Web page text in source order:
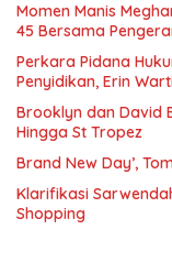
Momen Manis
45 Bersama
Perkara Pidana
Penyidikan, Erin
Brooklyn dan David
Hingga St Tropez
Brand New Day’,
Klarifikasi
Shopping